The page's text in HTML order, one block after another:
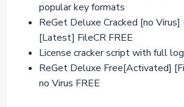
popular key formats
ReGet Deluxe Cracked [no
[Latest] FileCR FREE
License cracker script with full
ReGet Deluxe Free[Activated]
no Virus FREE